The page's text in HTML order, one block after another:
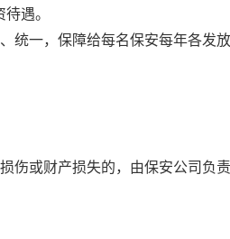
遇。
统一，保障给每名保安每年各发
伤或财产损失的，由保安公司 负